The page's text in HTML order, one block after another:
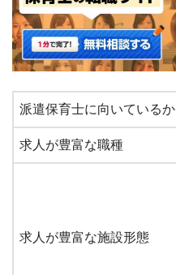
派遣保育士に向いているか
求人が豊富な職種
求人が豊富な施設形態